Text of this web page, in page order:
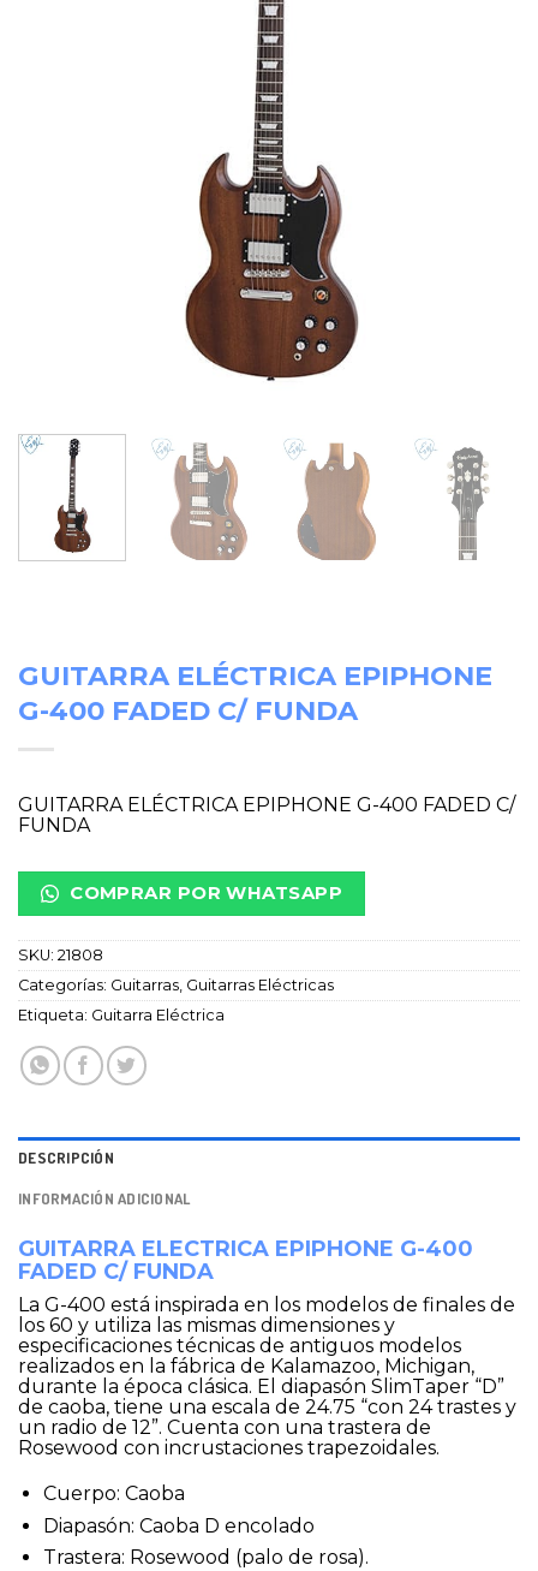
GUITARRA ELÉCTRICA EPIPHONE
G-400 FADED C/ FUNDA
GUITARRA ELÉCTRICA EPIPHONE G-400 FADED C/
FUNDA
COMPRAR POR WHATSAPP
SKU: 21808
Categorías: Guitarras, Guitarras Eléctricas
Etiqueta: Guitarra Eléctrica
DESCRIPCIÓN
INFORMACIÓN ADICIONAL
GUITARRA ELECTRICA EPIPHONE G-400
FADED C/ FUNDA
La G-400 está inspirada en los modelos de finales de
los 60 y utiliza las mismas dimensiones y
especificaciones técnicas de antiguos modelos
realizados en la fábrica de Kalamazoo, Michigan,
durante la época clásica. El diapasón SlimTaper “D”
de caoba, tiene una escala de 24.75 “con 24 trastes y
un radio de 12”. Cuenta con una trastera de
Rosewood con incrustaciones trapezoidales.
Cuerpo: Caoba
Diapasón: Caoba D encolado
Trastera: Rosewood (palo de rosa).